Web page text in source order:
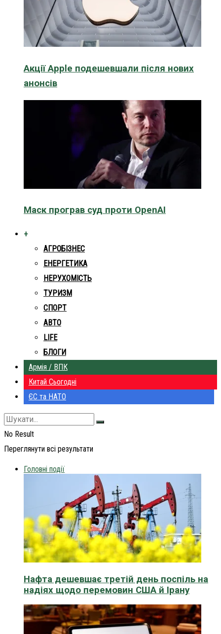
Акції Apple подешевшали після нових
анонсів
Маск програв суд проти OpenAI
+
АГРОБІЗНЕС
ЕНЕРГЕТИКА
НЕРУХОМІСТЬ
ТУРИЗМ
СПОРТ
АВТО
LIFE
БЛОГИ
Армія / ВПК
Китай Сьогодні
ЄС та НАТО
No Result
Переглянути всі результати
Головні події
Нафта дешевшає третій день поспіль на
надіях щодо перемовин США й Ірану